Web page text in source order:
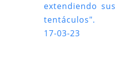
extendiendo sus
tentáculos".
17-03-23